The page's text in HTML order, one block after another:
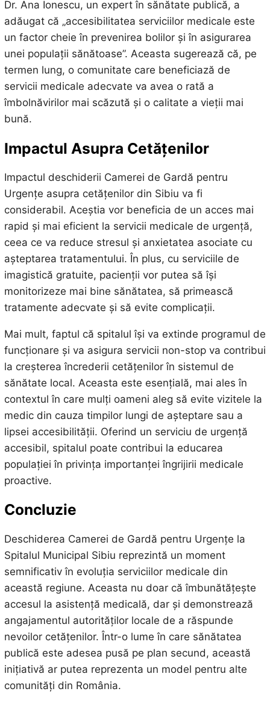
Dr. Ana Ionescu, un expert în sănătate publică, a
adăugat că „accesibilitatea serviciilor medicale este
un factor cheie în prevenirea bolilor și în asigurarea
unei populații sănătoase”. Aceasta sugerează că, pe
termen lung, o comunitate care beneficiază de
servicii medicale adecvate va avea o rată a
îmbolnăvirilor mai scăzută și o calitate a vieții mai
bună.
Impactul Asupra Cetățenilor
Impactul deschiderii Camerei de Gardă pentru
Urgențe asupra cetățenilor din Sibiu va fi
considerabil. Aceștia vor beneficia de un acces mai
rapid și mai eficient la servicii medicale de urgență,
ceea ce va reduce stresul și anxietatea asociate cu
așteptarea tratamentului. În plus, cu serviciile de
imagistică gratuite, pacienții vor putea să își
monitorizeze mai bine sănătatea, să primească
tratamente adecvate și să evite complicații.
Mai mult, faptul că spitalul își va extinde programul de
funcționare și va asigura servicii non-stop va contribui
la creșterea încrederii cetățenilor în sistemul de
sănătate local. Aceasta este esențială, mai ales în
contextul în care mulți oameni aleg să evite vizitele la
medic din cauza timpilor lungi de așteptare sau a
lipsei accesibilității. Oferind un serviciu de urgență
accesibil, spitalul poate contribui la educarea
populației în privința importanței îngrijirii medicale
proactive.
Concluzie
Deschiderea Camerei de Gardă pentru Urgențe la
Spitalul Municipal Sibiu reprezintă un moment
semnificativ în evoluția serviciilor medicale din
această regiune. Aceasta nu doar că îmbunătățește
accesul la asistență medicală, dar și demonstrează
angajamentul autorităților locale de a răspunde
nevoilor cetățenilor. Într-o lume în care sănătatea
publică este adesea pusă pe plan secund, această
inițiativă ar putea reprezenta un model pentru alte
comunități din România.